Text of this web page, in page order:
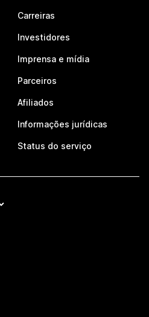
Carreiras
Investidores
Imprensa e mídia
Parceiros
Afiliados
Informações jurídicas
Status do serviço